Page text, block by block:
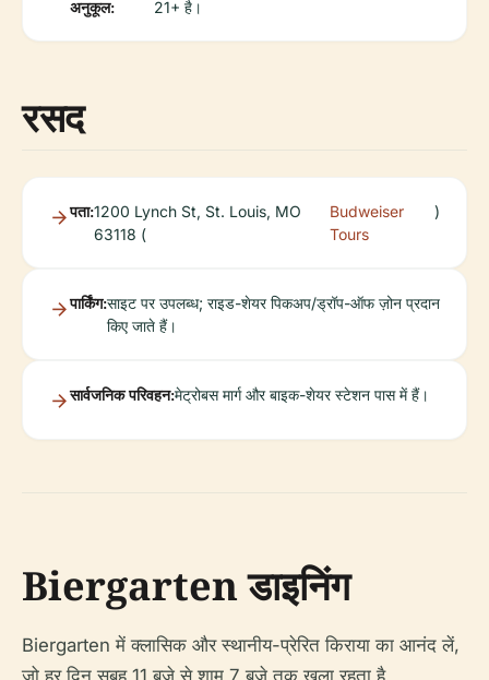
अनुकूल: 21+ है।
रसद
पता:1200 Lynch St, St. Louis, MO
63118 (
Budweiser
Tours
)
पार्किंग:साइट पर उपलब्ध; राइड-शेयर पिकअप/ड्रॉप-ऑफ ज़ोन प्रदान
किए जाते हैं।
सार्वजनिक परिवहन:मेट्रोबस मार्ग और बाइक-शेयर स्टेशन पास में हैं।
Biergarten डाइनिंग
Biergarten में क्लासिक और स्थानीय-प्रेरित किराया का आनंद लें,